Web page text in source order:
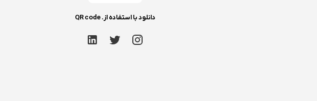
دانلود با استفاده از. QR code